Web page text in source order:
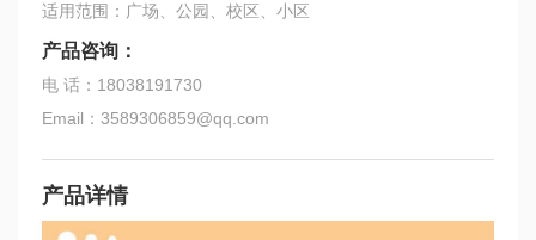
适用范围：广场、公园、校区、小区
产品咨询：
电 话：18038191730
Email：3589306859@qq.com
产品详情